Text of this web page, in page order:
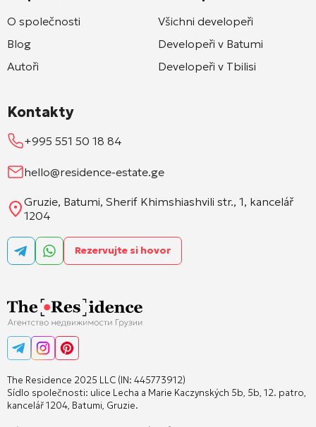
The Residence 2025 LLC (IN: 445773912)
Sídlo společnosti: ulice Lecha a Marie Kaczynských 5b, 5b, 12. patro,
kancelář 1204, Batumi, Gruzie.
O společnosti
Blog
Autoři
Všichni developeři
Developeři v Batumi
Developeři v Tbilisi
Kontakty
+995 551 50 18 84
hello@residence-estate.ge
Gruzie, Batumi, Sherif Khimshiashvili str., 1, kancelář
1204
Rezervujte si hovor